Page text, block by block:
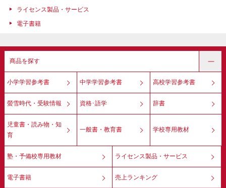
ライセンス製品・サービス
電子書籍
商品を探す
小学学習参考書 中学学習参考書 高校学習参考書
螢雪時代・受験情報 資格･語学 辞書
児童書・読み物・知
育
一般書・教育書 学校専用教材
塾・予備校専用教材 ライセンス製品・サービス
電子書籍 売上ランキング